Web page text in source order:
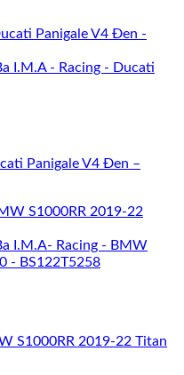
Panigale V4 Đen –
S1000RR 2019-22 Titan